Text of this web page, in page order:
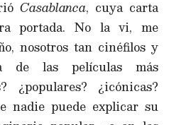
Casablanca, cuya carta
portada. No la vi, me
nosotros tan cinéfilos y
de las películas más
¿populares? ¿icónicas?
nadie puede explicar su